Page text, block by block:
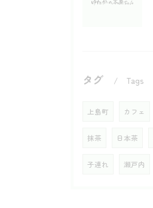
タグ Tags
上島町 カフェ
抹茶 日本茶
子連れ 瀬戸内